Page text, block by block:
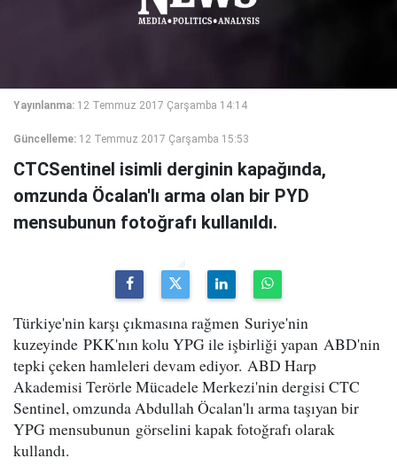
Yayınlanma: 12 Temmuz 2017 Çarşamba 14:14
Güncelleme: 12 Temmuz 2017 Çarşamba 15:53
CTCSentinel isimli derginin kapağında,
omzunda Öcalan'lı arma olan bir PYD
mensubunun fotoğrafı kullanıldı.
Türkiye'nin karşı çıkmasına rağmen Suriye'nin
kuzeyinde PKK'nın kolu YPG ile işbirliği yapan ABD'nin
tepki çeken hamleleri devam ediyor. ABD Harp
Akademisi Terörle Mücadele Merkezi'nin dergisi CTC
Sentinel, omzunda Abdullah Öcalan'lı arma taşıyan bir
YPG mensubunun görselini kapak fotoğrafı olarak
kullandı.